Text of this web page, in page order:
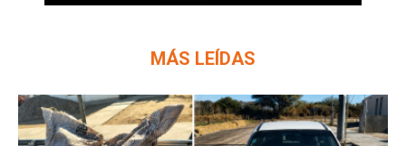
MÁS LEÍDAS